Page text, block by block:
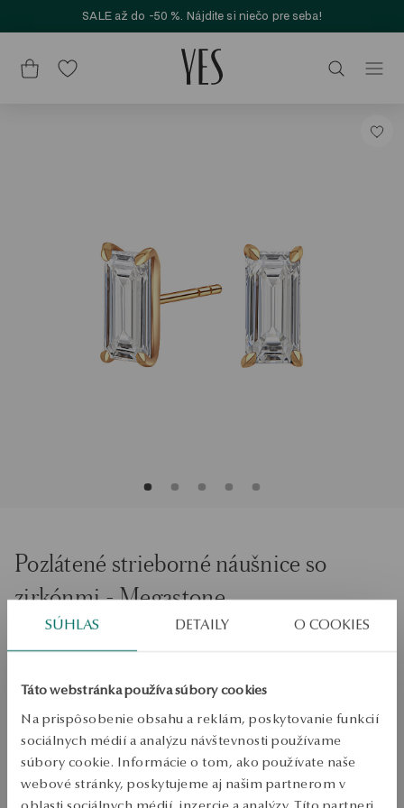
SÚHLAS DETAILY O COOKIES
Táto webstránka používa súbory cookies
Na prispôsobenie obsahu a reklám, poskytovanie funkcií
sociálnych médií a analýzu návštevnosti používame
súbory cookie. Informácie o tom, ako používate naše
webové stránky, poskytujeme aj našim partnerom v
SALE až do -50 %. Nájdite si niečo pre seba!
Pozlátené strieborné náušnice so
zirkónmi - Megastone
PRIDAŤ DO KOŠÍKA
Overiť dostupnosť
Zásielka:
pracovné dni
Doprava zdarma od 70 EUR
Bezplatné vrátenie tovaru do 30 dní